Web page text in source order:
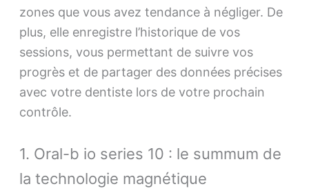
zones que vous avez tendance à négliger. De
plus, elle enregistre l’historique de vos
sessions, vous permettant de suivre vos
progrès et de partager des données précises
avec votre dentiste lors de votre prochain
contrôle.
1. Oral-b io series 10 : le summum de
la technologie magnétique